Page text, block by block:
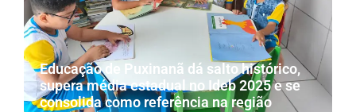
Educação de Puxinanã dá salto histórico,
supera média estadual no Ideb 2025 e se
consolida como referência na região